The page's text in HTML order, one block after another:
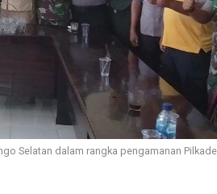
Selatan dalam rangka pengamanan